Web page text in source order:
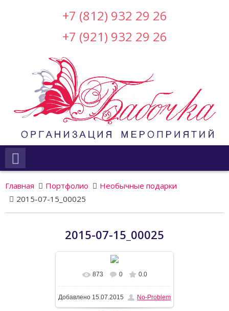
+7 (812) 932 29 26
+7 (921) 932 29 26
Главная Портфолио
Необычные подарки
2015-07-15_00025
2015-07-15_00025
В реальном размере 1196x768
190.8Kb
873 0 0.0
Добавлено 15.07.2015 No-Problem